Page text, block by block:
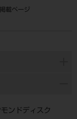
載ページ
ンドディスク